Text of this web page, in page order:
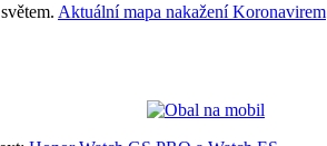
Aktuální mapa nakažení Koronavirem